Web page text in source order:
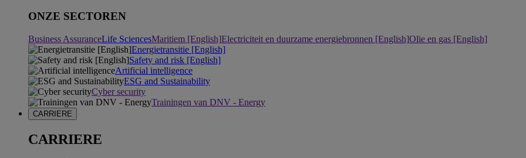
ONZE SECTOREN
Business AssuranceLife SciencesMaritiem [English]Electriciteit en duurzame energiebronnen [English]Olie en gas [English]
Energietransitie [English]
Safety and risk [English]
Artificial intelligence
ESG and Sustainability
Cyber security
Trainingen van DNV - Energy
CARRIERE
CARRIERE